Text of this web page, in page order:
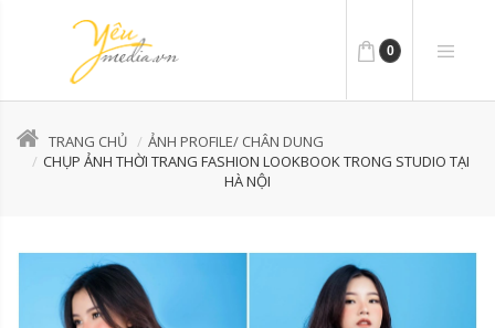
0
TRANG CHỦ
ẢNH PROFILE/ CHÂN DUNG
CHỤP ẢNH THỜI TRANG FASHION LOOKBOOK TRONG STUDIO TẠI
HÀ NỘI